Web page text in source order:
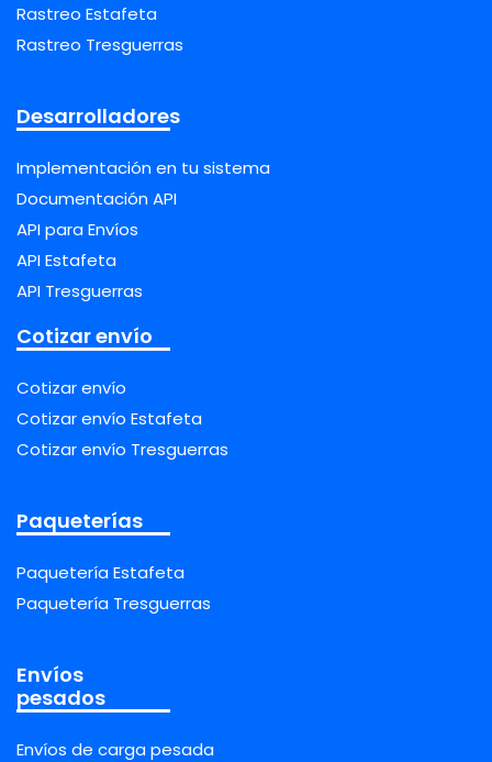
Rastreo Estafeta
Rastreo Tresguerras
Desarrolladores
Implementación en tu sistema
Documentación API
API para Envíos
API Estafeta
API Tresguerras
Cotizar envío
Cotizar envío
Cotizar envío Estafeta
Cotizar envío Tresguerras
Paqueterías
Paquetería Estafeta
Paquetería Tresguerras
Envíos
pesados
Envíos de carga pesada